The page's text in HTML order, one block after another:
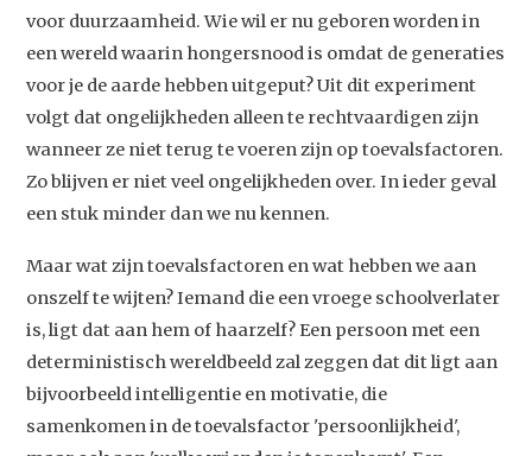
voor duurzaamheid. Wie wil er nu geboren worden in
een wereld waarin hongersnood is omdat de generaties
voor je de aarde hebben uitgeput? Uit dit experiment
volgt dat ongelijkheden alleen te rechtvaardigen zijn
wanneer ze niet terug te voeren zijn op toevalsfactoren.
Zo blijven er niet veel ongelijkheden over. In ieder geval
een stuk minder dan we nu kennen.
Maar wat zijn toevalsfactoren en wat hebben we aan
onszelf te wijten? Iemand die een vroege schoolverlater
is, ligt dat aan hem of haarzelf? Een persoon met een
deterministisch wereldbeeld zal zeggen dat dit ligt aan
bijvoorbeeld intelligentie en motivatie, die
samenkomen in de toevalsfactor 'persoonlijkheid',